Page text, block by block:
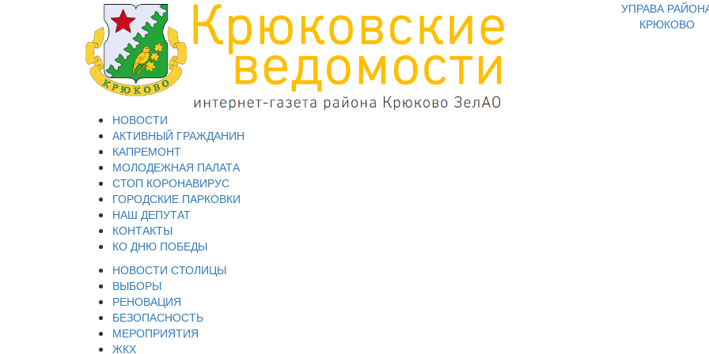
УПРАВА
КРЮКОВО
НОВОСТИ
АКТИВНЫЙ ГРАЖДАНИН
КАПРЕМОНТ
МОЛОДЕЖНАЯ ПАЛАТА
СТОП КОРОНАВИРУС
ГОРОДСКИЕ ПАРКОВКИ
НАШ ДЕПУТАТ
КОНТАКТЫ
КО ДНЮ ПОБЕДЫ
НОВОСТИ СТОЛИЦЫ
ВЫБОРЫ
РЕНОВАЦИЯ
БЕЗОПАСНОСТЬ
МЕРОПРИЯТИЯ
ЖКХ